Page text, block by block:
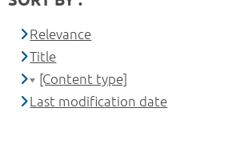
Relevance
Title
[Content type]
Last modification date